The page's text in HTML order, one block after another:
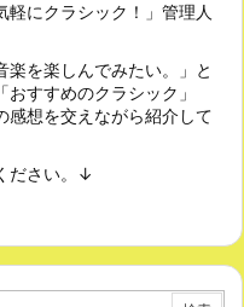
軽にクラシック！」管理人
楽を楽しんでみたい。」と
すすめのクラシック」
感想を交えながら紹介して
ださい。↓